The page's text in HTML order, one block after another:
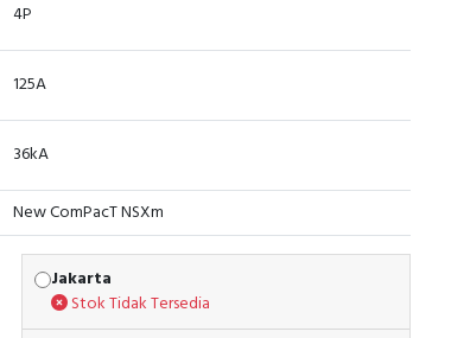
4P
125A
36kA
New ComPacT NSXm
Jakarta
Stok Tidak Tersedia